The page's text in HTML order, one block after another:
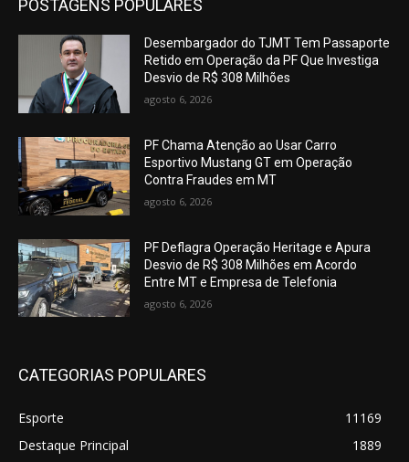
POSTAGENS POPULARES
Desembargador do TJMT Tem Passaporte
Retido em Operação da PF Que Investiga
Desvio de R$ 308 Milhões
agosto 6, 2026
PF Chama Atenção ao Usar Carro
Esportivo Mustang GT em Operação
Contra Fraudes em MT
agosto 6, 2026
PF Deflagra Operação Heritage e Apura
Desvio de R$ 308 Milhões em Acordo
Entre MT e Empresa de Telefonia
agosto 6, 2026
CATEGORIAS POPULARES
Esporte
11169
Destaque Principal
1889